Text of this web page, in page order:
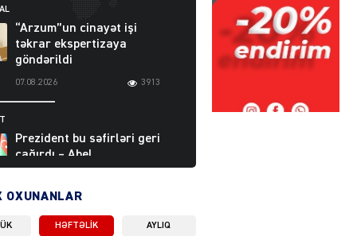
“Arzum”un cinayət işi
təkrar ekspertizaya
göndərildi
07.08.2026 3913
Prezident bu səfirləri geri
çağırdı – Abel
Məhərrəmovun oğlu da var
07.08.2026
OXUNANLAR
HƏFTƏLIK AYLIQ